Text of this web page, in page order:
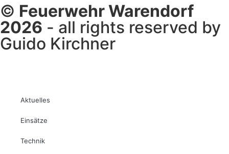
© Feuerwehr Warendorf
2026 - all rights reserved by
Guido Kirchner
Aktuelles
Einsätze
Technik